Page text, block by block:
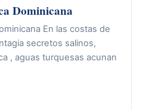
Dominicana
En las costas de
secretos salinos,
, aguas turquesas acunan